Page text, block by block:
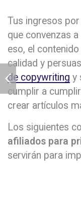
Tus ingresos
que convenzas
eso, el
calidad y
de copywriting y
cumplir a
crear artículos
Los siguientes
afiliados para
servirán para